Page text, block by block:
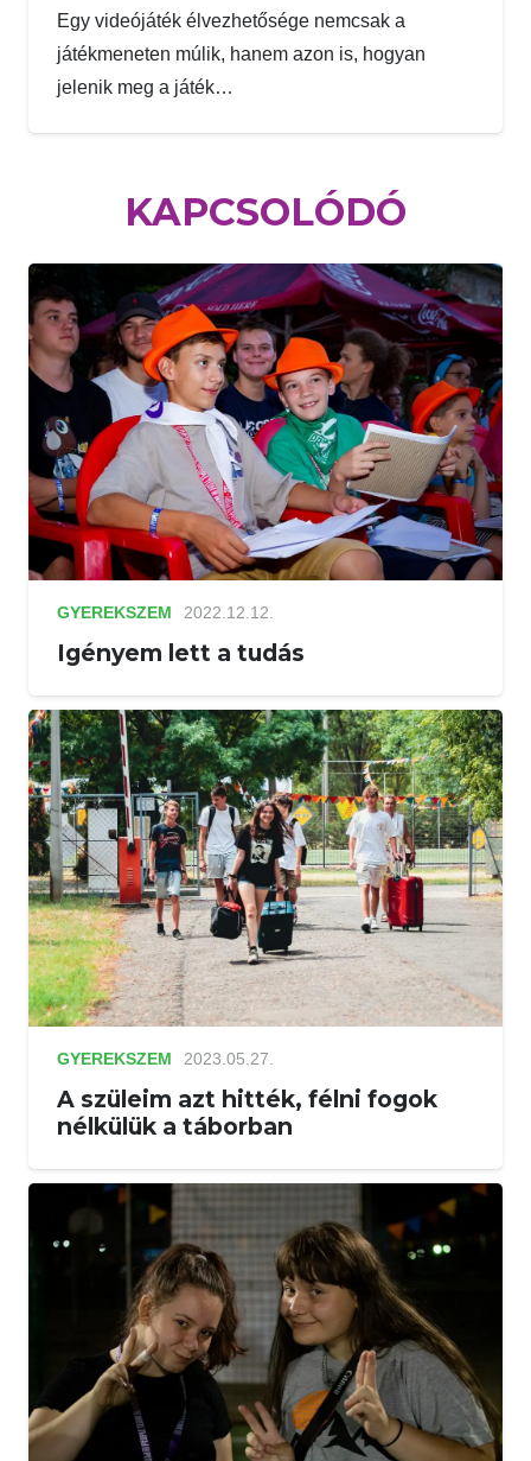
Egy videójáték élvezhetősége nemcsak a
játékmeneten múlik, hanem azon is, hogyan
jelenik meg a játék…
KAPCSOLÓDÓ
GYEREKSZEM 2022.12.12.
Igényem lett a tudás
GYEREKSZEM 2023.05.27.
A szüleim azt hitték, félni fogok
nélkülük a táborban